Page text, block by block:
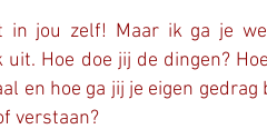
jou zelf! Maar ik ga je
Hoe doe jij de dingen?
en hoe ga jij je eigen gedrag
verstaan?